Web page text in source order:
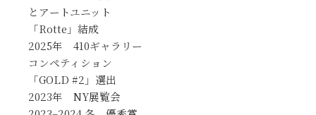
とアートユニット
「Rotte」結成
2025年 410ギャラリー
コンペティション
「GOLD #2」選出
2023年 NY展覧会